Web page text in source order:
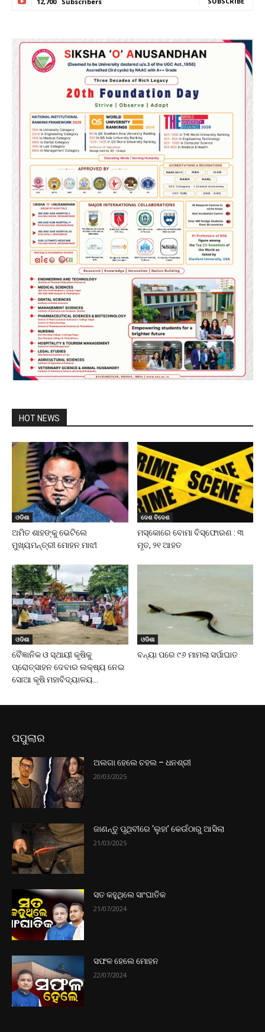
HOT NEWS
ଓଡିଶା
ଅମିତ ଶାହଙ୍କୁ ଭେଟିଲେ
ମୁଖ୍ୟମନ୍ତ୍ରୀ ମୋହନ ମାଝୀ
ଦେଶ ବିଦେଶ
ମସ୍କୋରେ ବୋମା ବିସ୍ଫୋରଣ : ୩
ମୃତ, ୨୧ ଆହତ
ଓଡିଶା
ବୈଜ୍ଞାନିକ ଓ ସ୍ଥାୟୀ କୃଷିକୁ
ପ୍ରୋତ୍ସାହନ ଦେବାର ଲକ୍ଷ୍ୟ ନେଇ
ସୋଆ କୃଷି ମହାବିଦ୍ୟାଳୟ...
ଓଡିଶା
ବନ୍ୟା ପରେ ୯୬ ମାମଲା ସର୍ପାଘାତ
ପପୁଲାର
ଅଲଗା ହେଲେ ଚହଲ – ଧନଶ୍ରୀ
20/03/2025
ଜାଣନ୍ତୁ ପୃଥିବୀରେ ‘ଲୁହା’ କେଉଁଠାରୁ ଆସିଲା
21/03/2025
ସତ କହୁଥିଲେ ସାଂଘାତିକ
21/07/2024
ସଫଳ ହେଲେ ମୋହନ
22/07/2024